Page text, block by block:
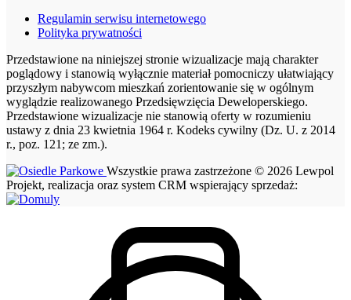
Regulamin serwisu internetowego
Polityka prywatności
Przedstawione na niniejszej stronie wizualizacje mają charakter
poglądowy i stanowią wyłącznie materiał pomocniczy ułatwiający
przyszłym nabywcom mieszkań zorientowanie się w ogólnym
wyglądzie realizowanego Przedsięwzięcia Deweloperskiego.
Przedstawione wizualizacje nie stanowią oferty w rozumieniu
ustawy z dnia 23 kwietnia 1964 r. Kodeks cywilny (Dz. U. z 2014
r., poz. 121; ze zm.).
Wszystkie prawa zastrzeżone © 2026 Lewpol
Projekt, realizacja oraz system CRM wspierający sprzedaż: